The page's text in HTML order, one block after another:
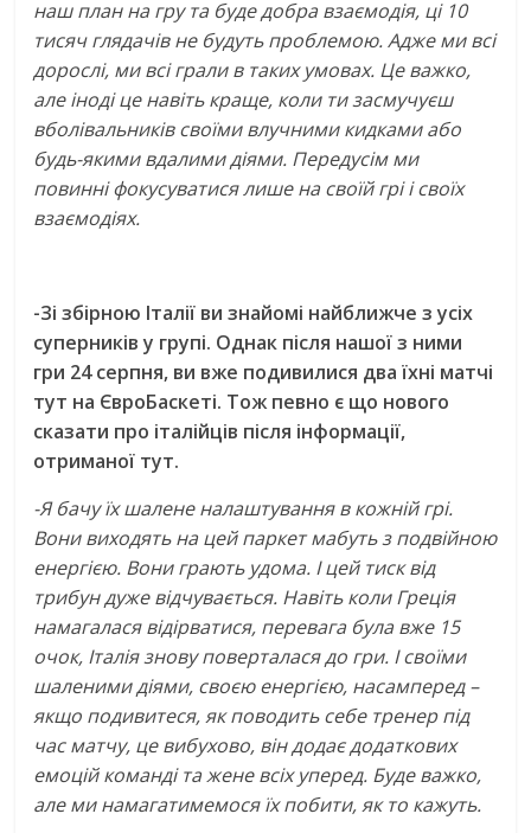
наш план на гру та буде добра взаємодія, ці 10
тисяч глядачів не будуть проблемою. Адже ми всі
дорослі, ми всі грали в таких умовах. Це важко,
але іноді це навіть краще, коли ти засмучуєш
вболівальників своїми влучними кидками або
будь-якими вдалими діями. Передусім ми
повинні фокусуватися лише на своїй грі і своїх
взаємодіях.
-Зі збірною Італії ви знайомі найближче з усіх
суперників у групі. Однак після нашої з ними
гри 24 серпня, ви вже подивилися два їхні матчі
тут на ЄвроБаскеті. Тож певно є що нового
сказати про італійців після інформації,
отриманої тут.
-Я бачу їх шалене налаштування в кожній грі.
Вони виходять на цей паркет мабуть з подвійною
енергією. Вони грають удома. І цей тиск від
трибун дуже відчувається. Навіть коли Греція
намагалася відірватися, перевага була вже 15
очок, Італія знову поверталася до гри. І своїми
шаленими діями, своєю енергією, насамперед –
якщо подивитеся, як поводить себе тренер під
час матчу, це вибухово, він додає додаткових
емоцій команді та жене всіх уперед. Буде важко,
але ми намагатимемося їх побити, як то кажуть.